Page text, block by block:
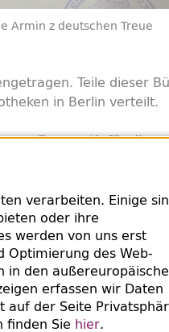
Armin z deutschen Treue
Teile dieser
in Berlin verteilt.
Bayreuthfür die
verarbeiten. Einige
oder ihre
werden von uns erst
Optimierung des Web-
in den
erfassen wir Daten
auf der Seite
Sie hier.